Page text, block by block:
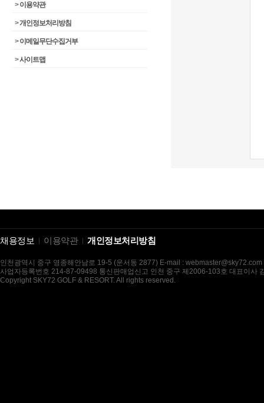
>이용약관
>개인정보처리방침
>이메일무단수집거부
>사이트맵
채용정보 이용약관 개인정보처리방침
인천광역시 중구 영종해안남로 19-5 (운서동 2877) E-mail : webmaster@sky72.com
사업자등록번호 214-87-09498 통신판매업신고 인천 중구 제2006-103호 대표이사
Copyright SKY72 GOLF & RESORT. All rights reserved.